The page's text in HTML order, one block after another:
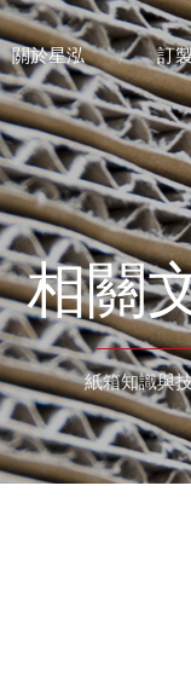
關於星泓 訂
相關
紙箱知識與